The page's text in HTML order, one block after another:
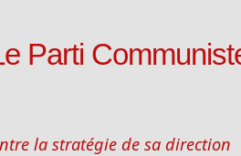
Parti
la stratégie de sa direction